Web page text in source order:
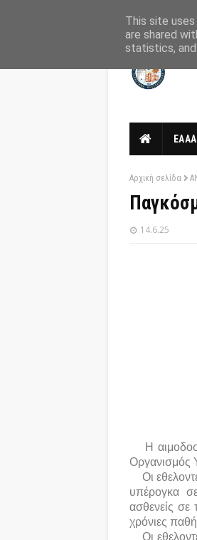
Αρχική σελίδα
14.6.25
Η
Οργανισμός
Οι
υπέρογκα
ασθενείς σε
χρόνιες
Οι
This site
are shared
statistics,